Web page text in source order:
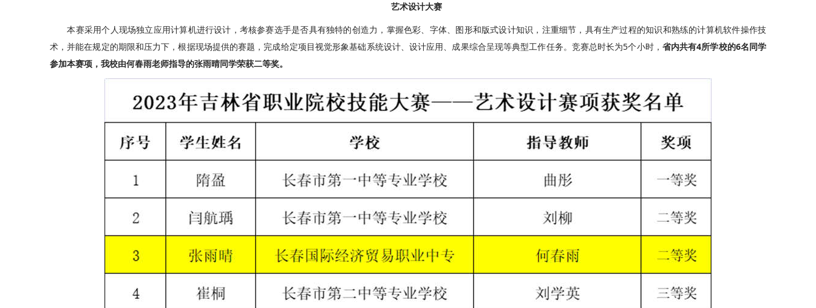
艺术设计大赛
本赛采用个人现场独立应用计算机进行设计，考核参赛选手是否具有独特的创造力，掌握色彩、字体、图形和版式设计知识，注重细节，具有生产过程的知识和熟练的计算机软件操作技
术，并能在规定的期限和压力下，根据现场提供的赛题，完成给定项目视觉形象基础系统设计、设计应用、成果综合呈现等典型工作任务。竞赛总时长为5个小时， 省内共有4所学校的6名同学
参加本赛项，我校由何春雨老师指导的张雨晴同学荣获二等奖。